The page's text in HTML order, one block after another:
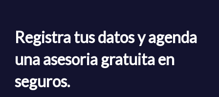
Registra tus datos y agenda
una asesoria gratuita en
seguros.